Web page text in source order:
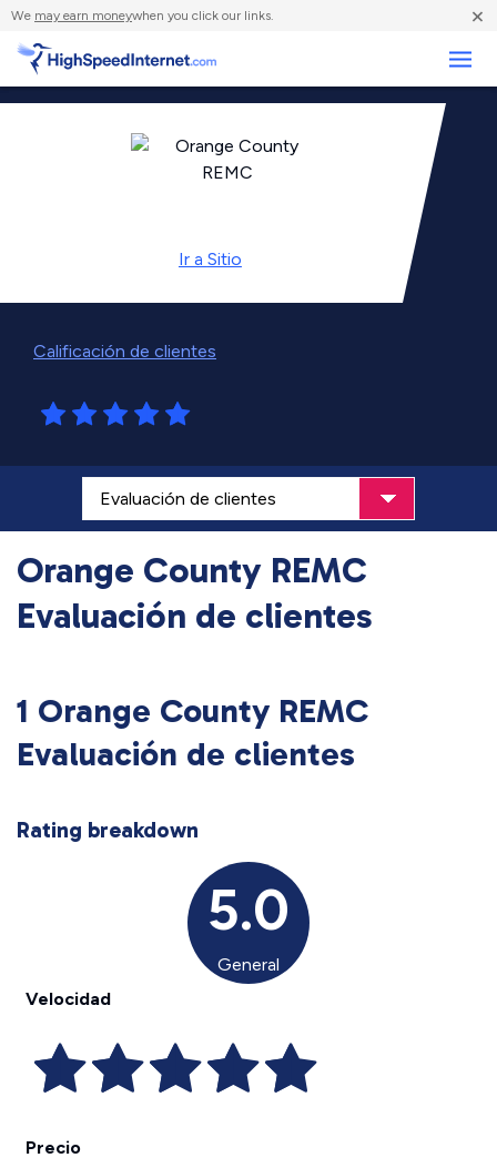
We may earn moneywhen you click our links. ×
Ir a Sitio
Calificación de clientes
Orange County REMC
Evaluación de clientes
1 Orange County REMC
Evaluación de clientes
Rating breakdown
5.0
General
Velocidad
Precio